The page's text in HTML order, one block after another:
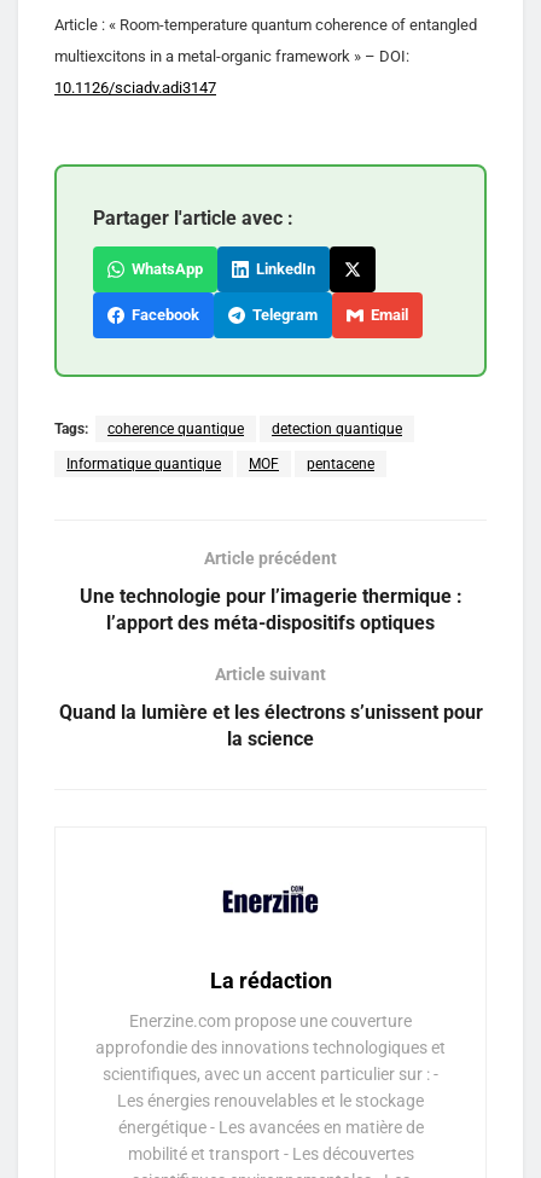
Article : « Room-temperature quantum coherence of entangled
multiexcitons in a metal-organic framework » – DOI:
10.1126/sciadv.adi3147
Partager l'article avec :
WhatsApp LinkedIn
Facebook Telegram Email
Tags: coherence quantique detection quantique
Informatique quantique MOF pentacene
Article précédent
Une technologie pour l’imagerie thermique :
l’apport des méta-dispositifs optiques
Article suivant
Quand la lumière et les électrons s’unissent pour
la science
La rédaction
Enerzine.com propose une couverture
approfondie des innovations technologiques et
scientifiques, avec un accent particulier sur : -
Les énergies renouvelables et le stockage
énergétique - Les avancées en matière de
mobilité et transport - Les découvertes